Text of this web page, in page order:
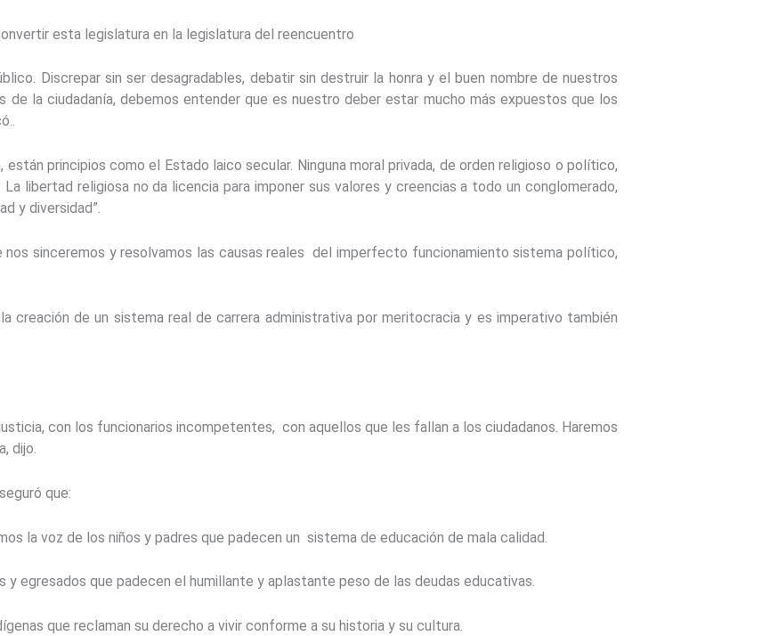
esta legislatura en la legislatura del reencuentro
Discrepar sin ser desagradables, debatir sin destruir la honra y el buen nombre de nuestros
la ciudadanía, debemos entender que es nuestro deber estar mucho más expuestos que los
están principios como el Estado laico secular. Ninguna moral privada, de orden religioso o político,
libertad religiosa no da licencia para imponer sus valores y creencias a todo un conglomerado,
y diversidad”.
nos sinceremos y resolvamos las causas reales del imperfecto funcionamiento sistema político,
creación de un sistema real de carrera administrativa por meritocracia y es imperativo también
con los funcionarios incompetentes, con aquellos que les fallan a los ciudadanos. Haremos
dijo.
que:
voz de los niños y padres que padecen un sistema de educación de mala calidad.
que padecen el humillante y aplastante peso de las deudas educativas.
que reclaman su derecho a vivir conforme a su historia y su cultura.